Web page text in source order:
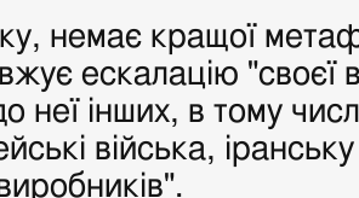
немає кращої
ескалацію "своєї
неї інших, в тому
війська,